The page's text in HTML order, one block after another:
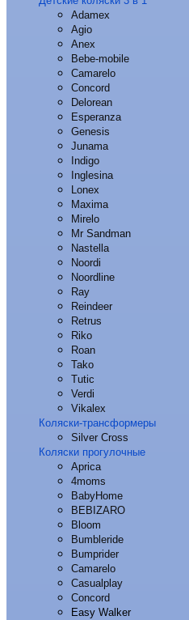
Adamex
Agio
Anex
Bebe-mobile
Camarelo
Concord
Delorean
Esperanza
Genesis
Junama
Indigo
Inglesina
Lonex
Maxima
Mirelo
Mr Sandman
Nastella
Noordi
Noordline
Ray
Reindeer
Retrus
Riko
Roan
Tako
Tutic
Verdi
Vikalex
Коляски-трансформеры
Silver Cross
Коляски прогулочные
Aprica
4moms
BabyHome
BEBIZARO
Bloom
Bumbleride
Bumprider
Camarelo
Casualplay
Concord
Easy Walker